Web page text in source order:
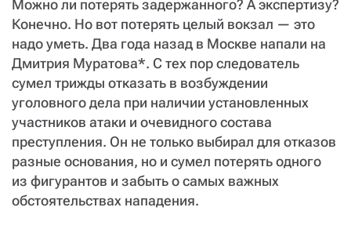
Можно ли потерять задержанного? А экспертизу?
Конечно. Но вот потерять целый вокзал — это
надо уметь. Два года назад в Москве напали на
Дмитрия Муратова*. С тех пор следователь
сумел трижды отказать в возбуждении
уголовного дела при наличии установленных
участников атаки и очевидного состава
преступления. Он не только выбирал для отказов
разные основания, но и сумел потерять одного
из фигурантов и забыть о самых важных
обстоятельствах нападения.